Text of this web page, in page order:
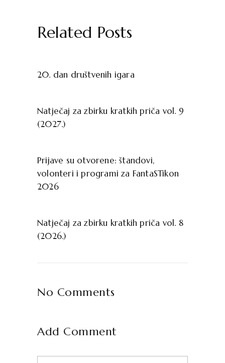
Related Posts
20. dan društvenih igara
Natječaj za zbirku kratkih priča vol. 9
(2027.)
Prijave su otvorene: štandovi,
volonteri i programi za FantaSTikon
2026
Natječaj za zbirku kratkih priča vol. 8
(2026.)
No Comments
Add Comment